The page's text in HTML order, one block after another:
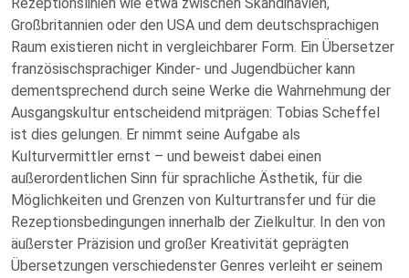
Großbritannien oder den USA und dem deutschsprachigen
Raum existieren nicht in vergleichbarer Form. Ein Übersetzer
französischsprachiger Kinder- und Jugendbücher kann
dementsprechend durch seine Werke die Wahrnehmung der
Ausgangskultur entscheidend mitprägen: Tobias Scheffel
ist dies gelungen. Er nimmt seine Aufgabe als
Kulturvermittler ernst – und beweist dabei einen
außerordentlichen Sinn für sprachliche Ästhetik, für die
Möglichkeiten und Grenzen von Kulturtransfer und für die
Rezeptionsbedingungen innerhalb der Zielkultur. In den von
äußerster Präzision und großer Kreativität geprägten
Übersetzungen verschiedenster Genres verleiht er seinem